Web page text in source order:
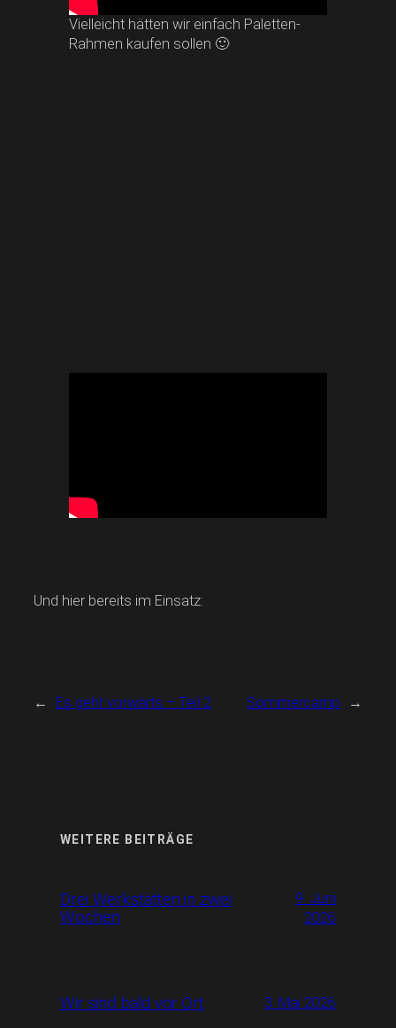
Vielleicht hätten wir einfach Paletten-
Rahmen kaufen sollen 🙂
Und hier bereits im Einsatz:
← Es geht vorwärts – Teil 2 Sommercamp →
WEITERE BEITRÄGE
Drei Werkstätten in zwei
Wochen
9. Juni
2026
Wir sind bald vor Ort 3. Mai 2026